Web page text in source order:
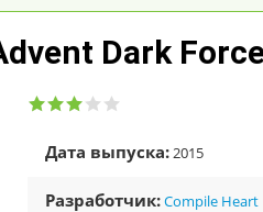
Dark
Дата выпуска:2015
Разработчик:Compile Heart